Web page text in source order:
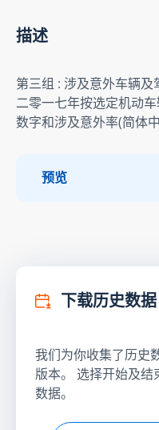
描述
第三组 : 涉及意外车辆
二零一七年按选定机动
数字和涉及意外率(简体
预览
下载历史数据
我们为你收集了历史
版本。 选择开始及
数据。